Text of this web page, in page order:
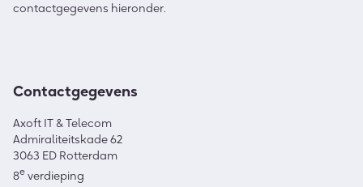
contactgegevens hieronder.
Contactgegevens
Axoft IT & Telecom
Admiraliteitskade 62
3063 ED Rotterdam
8e verdieping